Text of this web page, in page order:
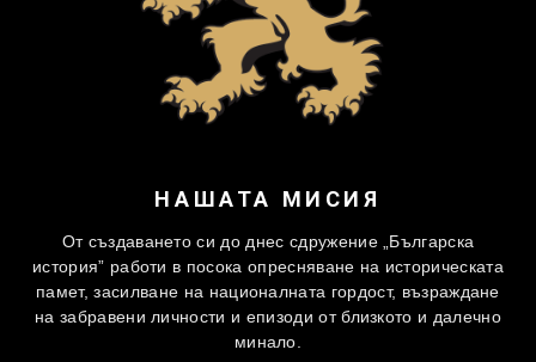
НАШАТА МИСИЯ
От създаването си до днес сдружение „Българска
история” работи в посока опресняване на историческата
памет, засилване на националната гордост, възраждане
на забравени личности и епизоди от близкото и далечно
минало.